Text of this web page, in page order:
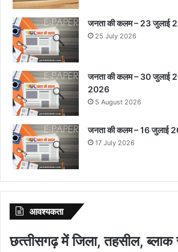
जनता की कलम – 23 जुलाई
25 July 2026
जनता की कलम – 30 जुलाई
2026
5 August 2026
जनता की कलम – 16 जुलाई
17 July 2026
आवश्‍यकता
छत्‍तीसगढ़ में जिला, तहसील, ब्‍लाक